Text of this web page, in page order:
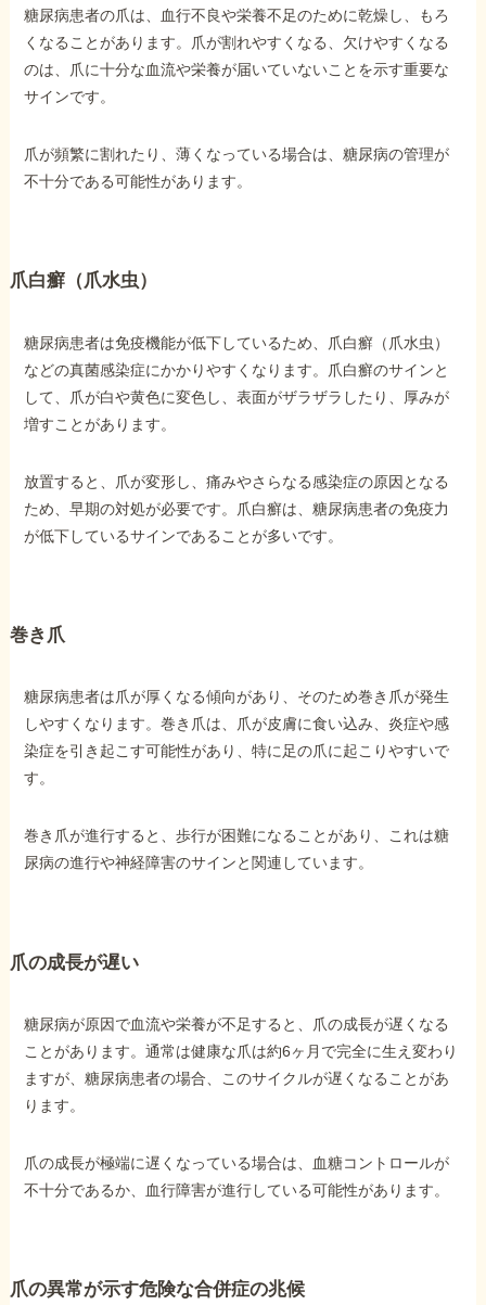
糖尿病患者の爪は、血行不良や栄養不足のために乾燥し、もろ
くなることがあります。爪が割れやすくなる、欠けやすくなる
のは、爪に十分な血流や栄養が届いていないことを示す重要な
サインです。
爪が頻繁に割れたり、薄くなっている場合は、糖尿病の管理が
不十分である可能性があります。
爪白癬（爪水虫）
糖尿病患者は免疫機能が低下しているため、爪白癬（爪水虫）
などの真菌感染症にかかりやすくなります。爪白癬のサインと
して、爪が白や黄色に変色し、表面がザラザラしたり、厚みが
増すことがあります。
放置すると、爪が変形し、痛みやさらなる感染症の原因となる
ため、早期の対処が必要です。爪白癬は、糖尿病患者の免疫力
が低下しているサインであることが多いです。
巻き爪
糖尿病患者は爪が厚くなる傾向があり、そのため巻き爪が発生
しやすくなります。巻き爪は、爪が皮膚に食い込み、炎症や感
染症を引き起こす可能性があり、特に足の爪に起こりやすいで
す。
巻き爪が進行すると、歩行が困難になることがあり、これは糖
尿病の進行や神経障害のサインと関連しています。
爪の成長が遅い
糖尿病が原因で血流や栄養が不足すると、爪の成長が遅くなる
ことがあります。通常は健康な爪は約6ヶ月で完全に生え変わり
ますが、糖尿病患者の場合、このサイクルが遅くなることがあ
ります。
爪の成長が極端に遅くなっている場合は、血糖コントロールが
不十分であるか、血行障害が進行している可能性があります。
爪の異常が示す危険な合併症の兆候